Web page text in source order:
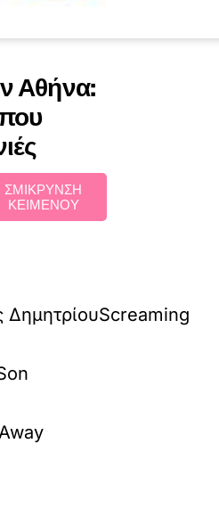
Αθήνα:
ΣΜΙΚΡΥΝΣΗ
ΚΕΙΜΕΝΟΥ
ΔημητρίουScreaming